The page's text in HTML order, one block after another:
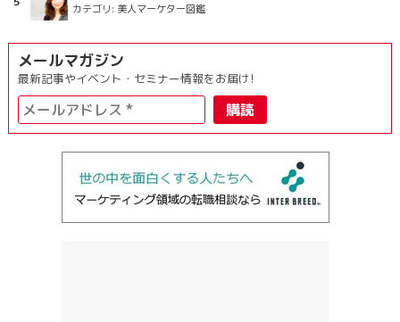
カテゴリ: 美人マーケター図鑑
メールマガジン
最新記事やイベント・セミナー情報をお届け!